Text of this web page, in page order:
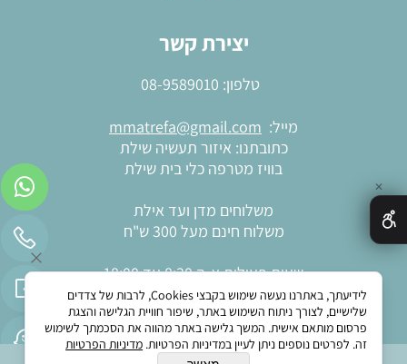
יצירת קשר
טלפון: 08-9589010
מייל: mmatrefa@gmail.com
כתובתנו: איזור תעשיה שילת
בוויז מטרפה כלי בית שילת
משלוחים מדן ועד אילת
משלוח חינם מעל 300 ש"ח
שעות פעילות א-ה 8:30 עד 18:00
יום שישי וערבי חג 8:00 עד 13:30
✕
לידיעתך, באתרנו נעשה שימוש בקבצי Cookies, לרבות של צדדים
שלישיים, לצורך ניתוח השימוש באתר, שיפור חוויית הגלישה והצגת
פרסום מותאם אישית. המשך גלישה באתר מהווה את הסכמתך לשימוש
זה. לפרטים נוספים ניתן לעיין במדיניות הפרטיות. מדיניות הפרטיות